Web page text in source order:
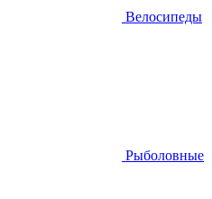
Велосипеды
Рыболовные